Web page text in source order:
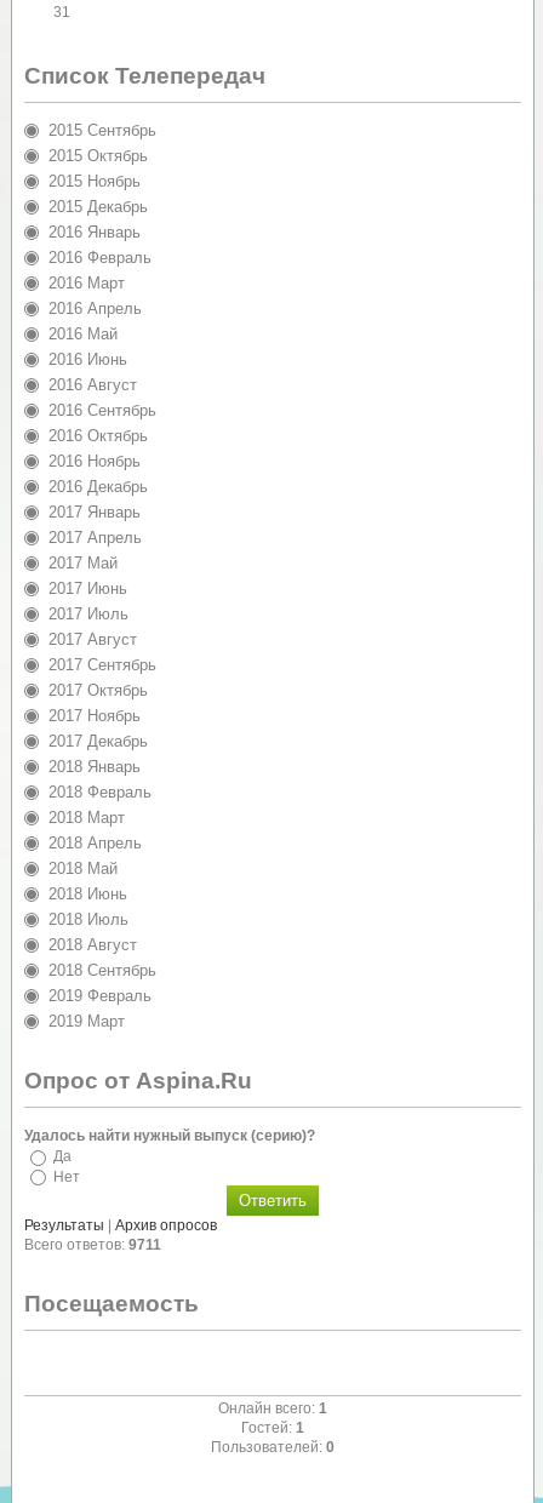
31
Список Телепередач
2015 Сентябрь
2015 Октябрь
2015 Ноябрь
2015 Декабрь
2016 Январь
2016 Февраль
2016 Март
2016 Апрель
2016 Май
2016 Июнь
2016 Август
2016 Сентябрь
2016 Октябрь
2016 Ноябрь
2016 Декабрь
2017 Январь
2017 Апрель
2017 Май
2017 Июнь
2017 Июль
2017 Август
2017 Сентябрь
2017 Октябрь
2017 Ноябрь
2017 Декабрь
2018 Январь
2018 Февраль
2018 Март
2018 Апрель
2018 Май
2018 Июнь
2018 Июль
2018 Август
2018 Сентябрь
2019 Февраль
2019 Март
Опрос от Aspina.Ru
Удалось найти нужный выпуск (серию)?
Да
Нет
Результаты
Архив опросов
Всего ответов: 9711
Посещаемость
Онлайн всего: 1
Гостей: 1
Пользователей: 0